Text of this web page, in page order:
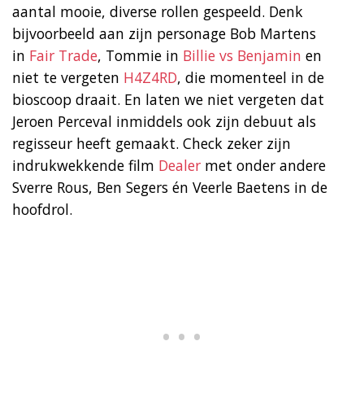
aantal mooie, diverse rollen gespeeld. Denk
bijvoorbeeld aan zijn personage Bob Martens
in Fair Trade, Tommie in Billie vs Benjamin en
niet te vergeten H4Z4RD, die momenteel in de
bioscoop draait. En laten we niet vergeten dat
Jeroen Perceval inmiddels ook zijn debuut als
regisseur heeft gemaakt. Check zeker zijn
indrukwekkende film Dealer met onder andere
Sverre Rous, Ben Segers én Veerle Baetens in de
hoofdrol.